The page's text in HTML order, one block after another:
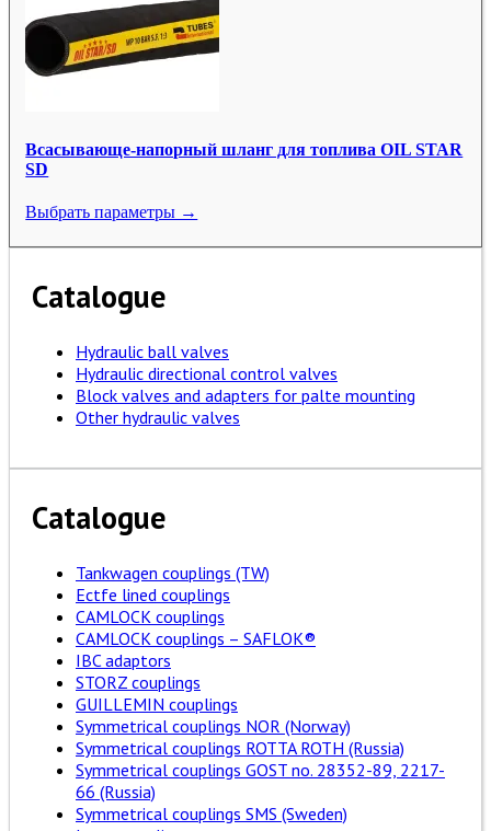
Всасывающе-напорный шланг для топлива OIL STAR
SD
Выбрать параметры →
Catalogue
Hydraulic ball valves
Hydraulic directional control valves
Block valves and adapters for palte mounting
Other hydraulic valves
Catalogue
Tankwagen couplings (TW)
Ectfe lined couplings
CAMLOCK couplings
CAMLOCK couplings – SAFLOK®
IBC adaptors
STORZ couplings
GUILLEMIN couplings
Symmetrical couplings NOR (Norway)
Symmetrical couplings ROTTA ROTH (Russia)
Symmetrical couplings GOST no. 28352-89, 2217-
66 (Russia)
Symmetrical couplings SMS (Sweden)